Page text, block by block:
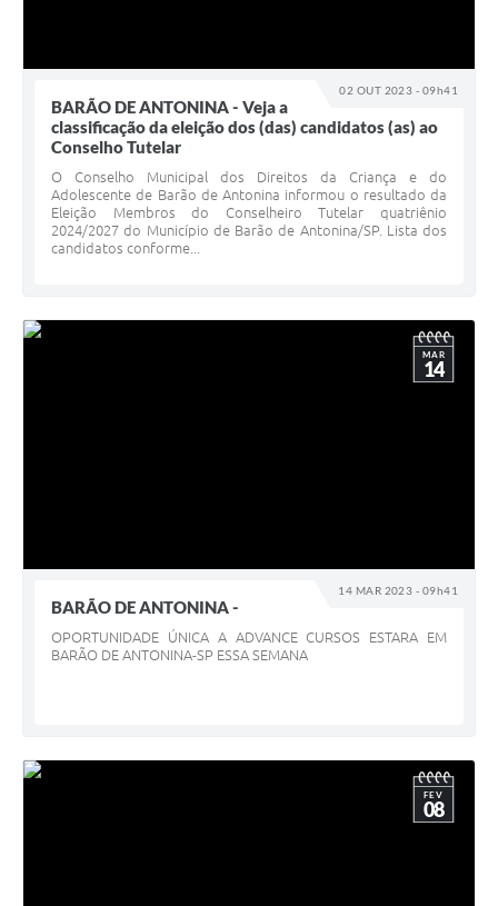
02 OUT 2023 - 09h41
BARÃO DE ANTONINA - Veja a
classificação da eleição dos (das) candidatos (as) ao
Conselho Tutelar
O Conselho Municipal dos Direitos da Criança e do
Adolescente de Barão de Antonina informou o resultado da
Eleição Membros do Conselheiro Tutelar quatriênio
2024/2027 do Município de Barão de Antonina/SP. Lista dos
candidatos conforme...
14 MAR 2023 - 09h41
MAR
14
BARÃO DE ANTONINA -
OPORTUNIDADE ÚNICA A ADVANCE CURSOS ESTARA EM
BARÃO DE ANTONINA-SP ESSA SEMANA
FEV
08